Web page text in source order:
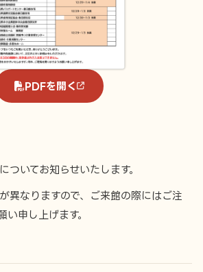
PDFを開く
ついてお知らせいたします。
異なりますので、ご来館の際にはご注
い申し上げます。